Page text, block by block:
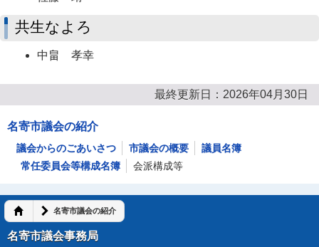
共生なよろ
中畠 孝幸
最終更新日：2026年04月30日
名寄市議会の紹介
議会からのごあいさつ 市議会の概要
議員名簿
常任委員会等構成名簿
会派構成等
名寄市議会の紹介
名寄市議会事務局